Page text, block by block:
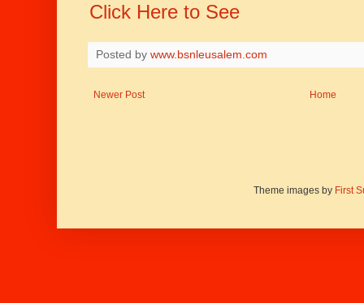
Click Here to See
Posted by www.bsnleusalem.com
Newer Post Home
Theme images by First